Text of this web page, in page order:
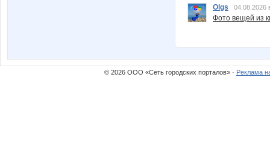
Olgs 04.08.2026
Фото вещей из
© 2026 ООО «Сеть городских порталов» · Реклама